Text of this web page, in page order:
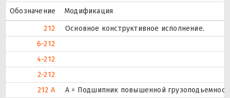
Обозначение
Модификация
212
Основное конструктивное исполнение.
6-212
4-212
2-212
212 А
А = Подшипник повышенной